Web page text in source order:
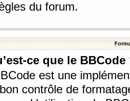
du forum.
ce que le BBCode
est une
contrôle de